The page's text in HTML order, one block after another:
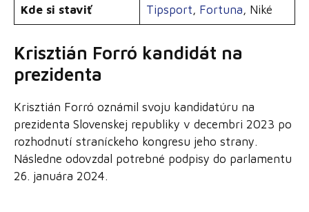
Kde si staviť Tipsport, Fortuna, Niké
Krisztián Forró kandidát na
prezidenta
Krisztián Forró oznámil svoju kandidatúru na
prezidenta Slovenskej republiky v decembri 2023 po
rozhodnutí straníckeho kongresu jeho strany.
Následne odovzdal potrebné podpisy do parlamentu
26. januára 2024​.